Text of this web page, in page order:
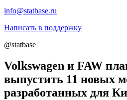
info@statbase.ru
Написать в поддержку
@statbase
Volkswagen и FAW
выпустить 11 новых
разработанных для